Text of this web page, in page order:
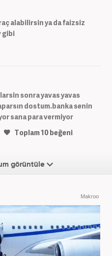
alabilirsin ya da faizsiz
gibi
sonra yavas yavas
dostum.banka senin
sana para vermiyor
Toplam10beğeni
görüntüle
Makroo